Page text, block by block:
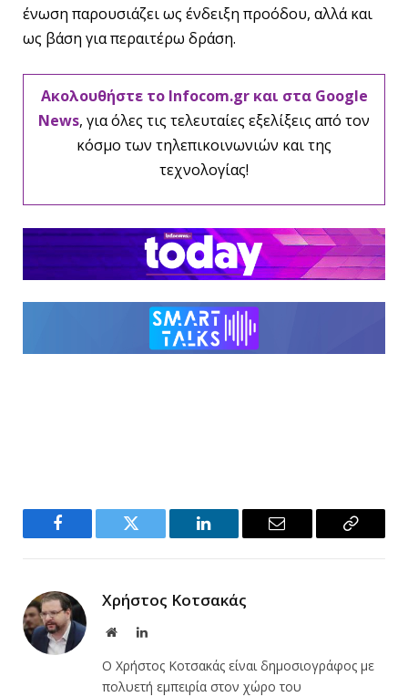
ένωση παρουσιάζει ως ένδειξη προόδου, αλλά και
ως βάση για περαιτέρω δράση.
Ακολουθήστε το Infocom.gr και στα Google
News, για όλες τις τελευταίες εξελίξεις από τον
κόσμο των τηλεπικοινωνιών και της
τεχνολογίας!
Facebook Twitter LinkedIn Email
Copy
Χρήστος Κοτσακάς
WebsiteLinkedIn
Ο Χρήστος Κοτσακάς είναι δημοσιογράφος με
πολυετή εμπειρία στον χώρο του